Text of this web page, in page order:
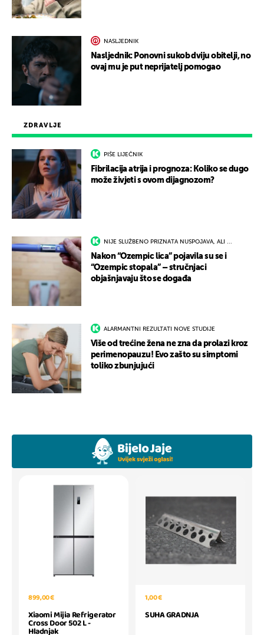
ZDRAVLJE
PIŠE LIJEČNIK
Fibrilacija atrija i prognoza: Koliko se dugo
može živjeti s ovom dijagnozom?
NIJE SLUŽBENO PRIZNATA NUSPOJAVA, ALI ...
Nakon “Ozempic lica” pojavila su se i
“Ozempic stopala” – stručnjaci
objašnjavaju što se događa
ALARMANTNI REZULTATI NOVE STUDIJE
Više od trećine žena ne zna da prolazi kroz
perimenopauzu! Evo zašto su simptomi
toliko zbunjujući
NASLJEDNIK
Nasljednik: Ponovni sukob dviju obitelji, no
ovaj mu je put neprijatelj pomogao
899,00 €
Xiaomi Mijia Refrigerator
Cross Door 502 L -
Hladnjak
1,00 €
SUHA GRADNJA